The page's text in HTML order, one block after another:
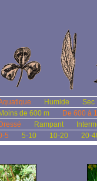
Humide
Sec
Moins de 600 m
De 600 à
Dressé Rampant
5 5-10 10-20 20-